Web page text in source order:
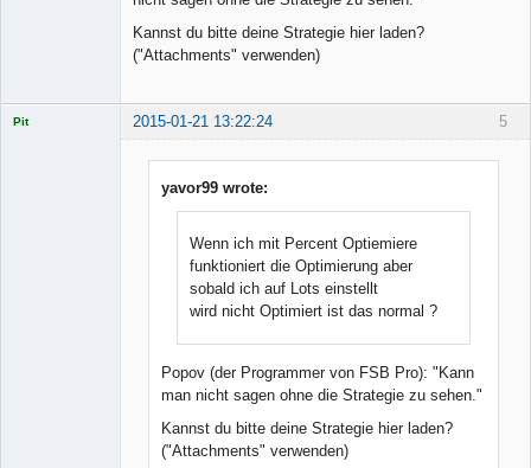
Kannst du bitte deine Strategie hier laden?
("Attachments" verwenden)
5
Pit 2015-01-21 13:22:24
yavor99 wrote:
Wenn ich mit Percent Optiemiere
funktioniert die Optimierung aber
sobald ich auf Lots einstellt
wird nicht Optimiert ist das normal ?
Popov (der Programmer von FSB Pro): "Kann
man nicht sagen ohne die Strategie zu sehen."
Kannst du bitte deine Strategie hier laden?
("Attachments" verwenden)